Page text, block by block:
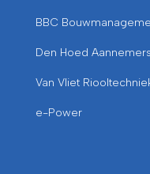
BBC
Den Hoed Aannemers
Van Vliet
e-Power